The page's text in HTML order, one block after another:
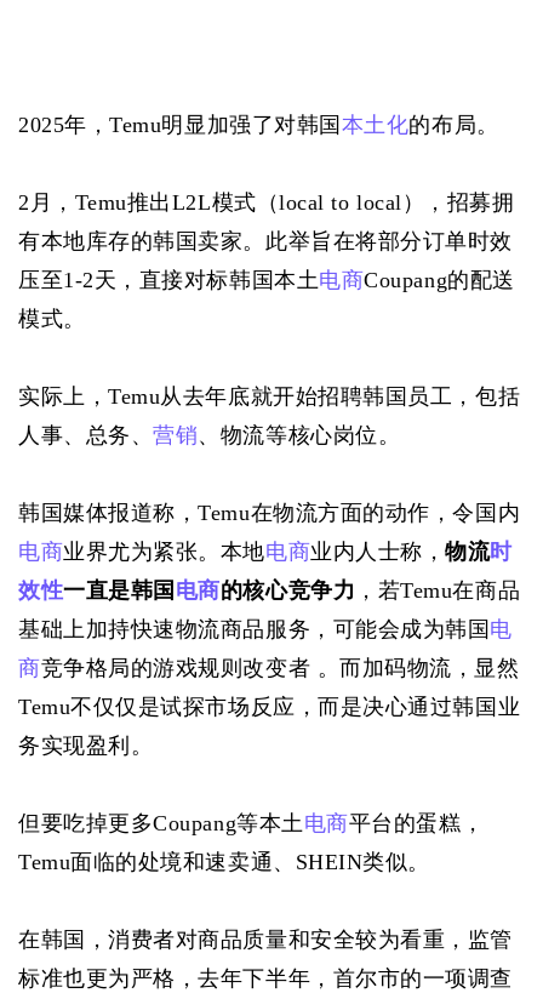
2025年，Temu明显加强了对韩国 本土化的布局。
2月，Temu推出L2L模式（local to local），招募拥
有本地库存的韩国卖家。此举旨在将部分订单时效
压至1-2天，直接对标韩国本土电商Coupang的配送
模式。
实际上，Temu从去年底就开始招聘韩国员工，包括
人事、总务、营销、物流等核心岗位。
韩国媒体报道称，Temu在物流方面的动作，令国内
电商业界尤为紧张。本地电商业内人士称，物流时
效性一直是韩国 电商的核心竞争力 ，若Temu在商品
基础上加持快速物流商品服务，可能会成为韩国 电
商竞争格局的游戏规则改变者 。而加码物流，显然
Temu不仅仅是试探市场反应，而是决心通过韩国业
务实现盈利。
但要吃掉更多Coupang等本土电商平台的蛋糕，
Temu面临的处境和速卖通、SHEIN类似。
在韩国，消费者对商品质量和安全较为看重，监管
标准也更为严格，去年下半年，首尔市的一项调查